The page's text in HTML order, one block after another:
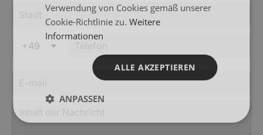
+49
Verwendung von Cookies gemäß unserer
Cookie-Richtlinie zu.Weitere
Informationen
ALLE AKZEPTIEREN
ANPASSEN